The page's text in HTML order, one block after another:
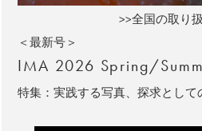
>>全国の取り
＜最新号＞
IMA 2026 Spring/
特集：実践する写真、探求として